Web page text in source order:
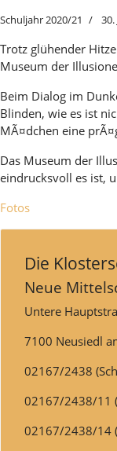
Schuljahr 2020/21 30.
Trotz glühender
Museum der
Beim Dialog im
Blinden, wie es ist
MÃ¤dchen eine
Das Museum der
eindrucksvoll es ist,
Fotos
Die
Neue
Untere
7100 Neusiedl
02167/2438
02167/2438/11
02167/2438/14